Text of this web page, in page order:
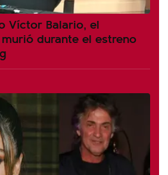
Víctor Balario, el
durante el estreno